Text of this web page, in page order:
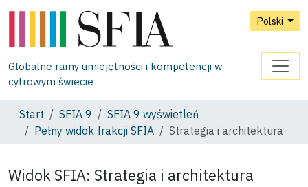
Polski
Globalne ramy umiejętności i kompetencji w
cyfrowym świecie
Start SFIA 9
SFIA 9 wyświetleń
Pełny widok frakcji SFIA
Strategia i architektura
Widok SFIA: Strategia i architektura